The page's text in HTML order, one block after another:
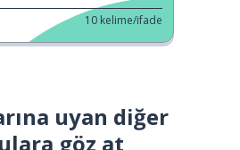
10 kelime/ifade
uyan diğer
göz at